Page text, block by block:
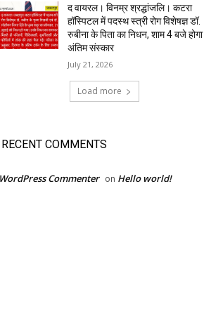
द वायरल। विनम्र श्रद्धांजलि। कटरा
हॉस्पिटल में पदस्थ स्त्री रोग विशेषज्ञ डॉ.
रुबीना के पिता का निधन, शाम 4 बजे होगा
अंतिम संस्कार
July 21, 2026
Load more
RECENT COMMENTS
Commenter on Hello world!